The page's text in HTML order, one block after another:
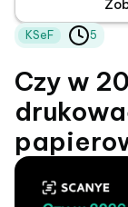
KSeF 5
Czy w